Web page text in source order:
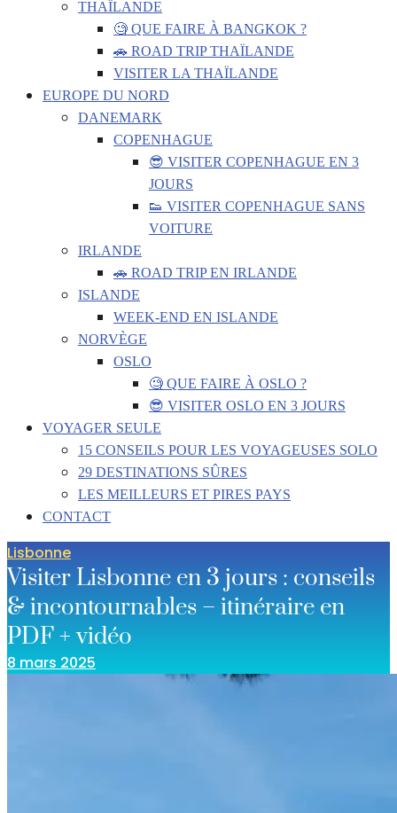
THAÏLANDE
🧐 QUE FAIRE À BANGKOK ?
🚗 ROAD TRIP THAÏLANDE
VISITER LA THAÏLANDE
EUROPE DU NORD
DANEMARK
COPENHAGUE
😎 VISITER COPENHAGUE EN 3
JOURS
👟 VISITER COPENHAGUE SANS
VOITURE
IRLANDE
🚗 ROAD TRIP EN IRLANDE
ISLANDE
WEEK-END EN ISLANDE
NORVÈGE
OSLO
🧐 QUE FAIRE À OSLO ?
😎 VISITER OSLO EN 3 JOURS
VOYAGER SEULE
15 CONSEILS POUR LES VOYAGEUSES SOLO
29 DESTINATIONS SÛRES
LES MEILLEURS ET PIRES PAYS
CONTACT
Lisbonne
Visiter Lisbonne en 3 jours : conseils
& incontournables – itinéraire en
PDF + vidéo
8 mars 2025